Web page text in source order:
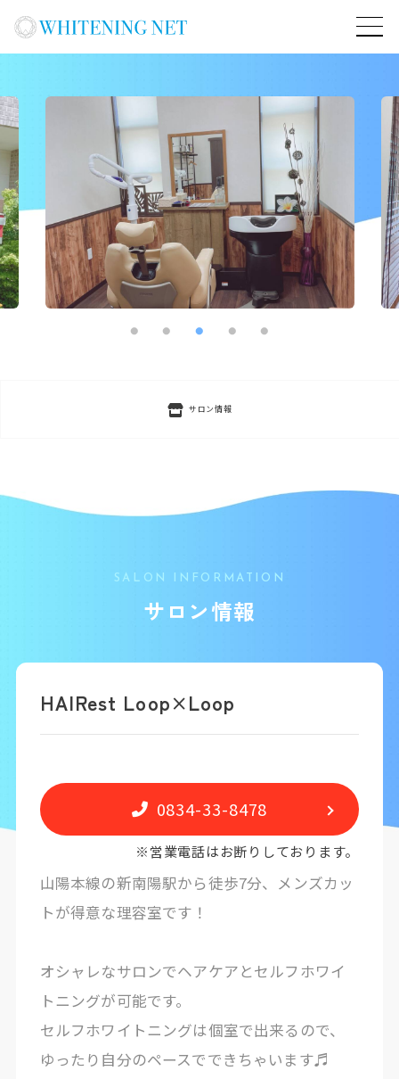
サロン情報
SALON INFORMATION
サロン情報
HAIRest Loop×Loop
0834-33-8478
※営業電話はお断りしております。
山陽本線の新南陽駅から徒歩7分、メンズカッ
トが得意な理容室です！
オシャレなサロンでヘアケアとセルフホワイ
トニングが可能です。
セルフホワイトニングは個室で出来るので、
ゆったり自分のペースでできちゃいます♬